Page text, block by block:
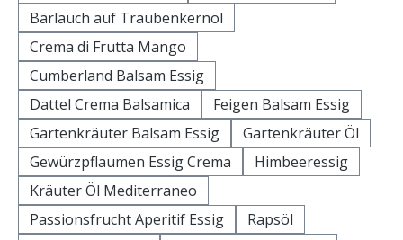
Bärlauch auf Traubenkernöl
Crema di Frutta Mango
Cumberland Balsam Essig
Dattel Crema Balsamica
Feigen Balsam Essig
Gartenkräuter Balsam Essig
Gartenkräuter Öl
Gewürzpflaumen Essig Crema
Himbeeressig
Kräuter Öl Mediterraneo
Passionsfrucht Aperitif Essig
Rapsöl